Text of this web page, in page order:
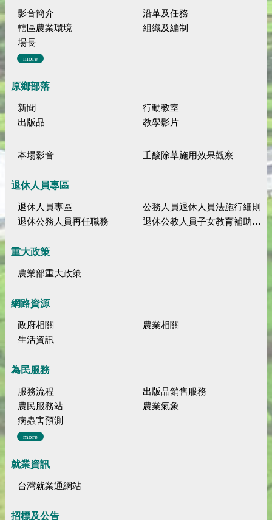
影音簡介
沿革及任務
轄區農業環境
組織及編制
場長
more
原鄉部落
新聞
行動教室
出版品
教學影片
本場影音 壬酸除草施用效果觀察
退休人員專區
退休人員專區
公務人員退休人員法施行細則
退休公務人員再任職務
退休公教人員子女教育補助規定
重大政策
農業部重大政策
網路資源
政府相關
農業相關
生活資訊
為民服務
服務流程
出版品銷售服務
農民服務站
農業氣象
病蟲害預測
more
就業資訊
台灣就業通網站
招標及公告